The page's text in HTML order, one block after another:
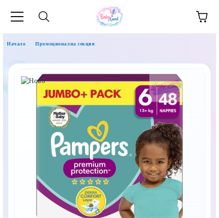
Начало Промоционална секция